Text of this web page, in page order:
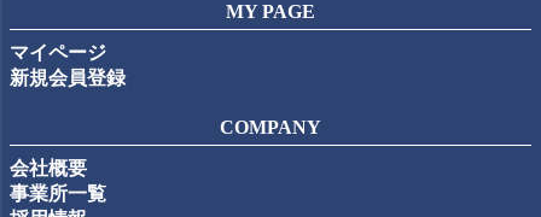
MY PAGE
マイページ
新規会員登録
COMPANY
会社概要
事業所一覧